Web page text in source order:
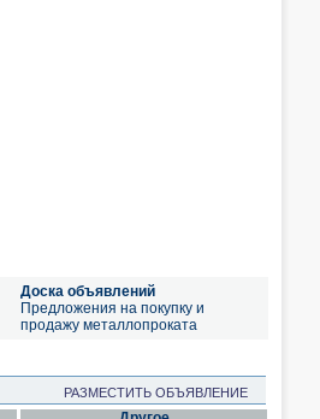
Доска объявлений
Предложения на покупку и
продажу металлопроката
РАЗМЕСТИТЬ ОБЪЯВЛЕНИЕ